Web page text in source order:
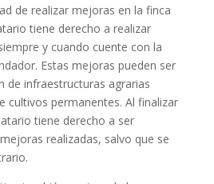
de realizar mejoras en la finca
tiene derecho a realizar
y cuando cuente con la
Estas mejoras pueden ser
de infraestructuras agrarias
cultivos permanentes. Al finalizar
tiene derecho a ser
realizadas, salvo que se